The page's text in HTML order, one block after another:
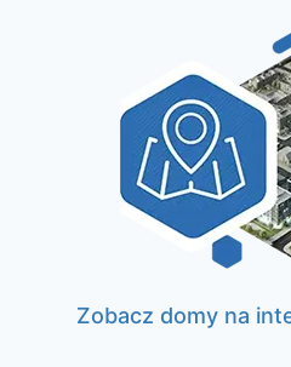
Zobacz domy na